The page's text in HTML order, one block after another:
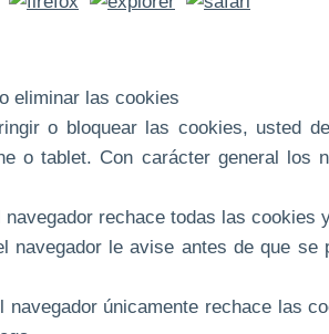
eliminar las cookies
o bloquear las cookies, usted
o tablet. Con carácter general los
rechace todas las cookies
le avise antes de que se
únicamente rechace las